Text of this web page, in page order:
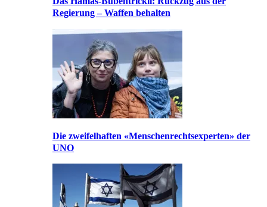
Regierung – Waffen behalten
Die zweifelhaften «Menschenrechtsexperten» der
UNO